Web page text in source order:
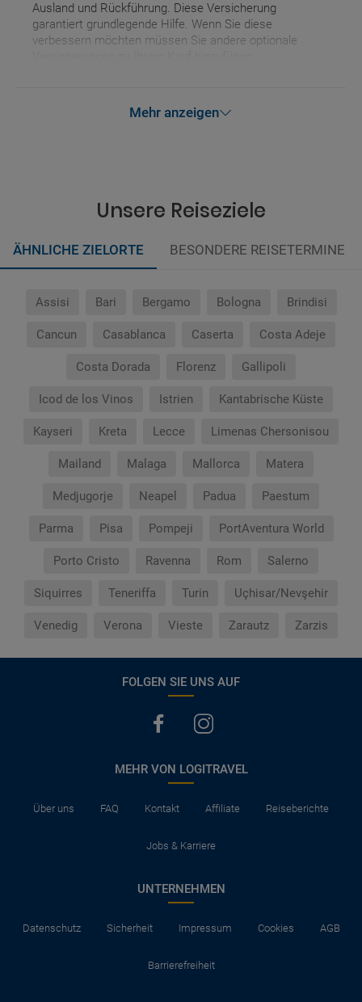
Ausland und Rückführung. Diese Versicherung
garantiert grundlegende Hilfe. Wenn Sie diese
verbessern möchten müssen Sie andere optionale
Mehr anzeigen
Unsere Reiseziele
ÄHNLICHE ZIELORTE BESONDERE REISETERMINE
Assisi Bari Bergamo Bologna Brindisi
Cancun Casablanca Caserta Costa Adeje
Costa Dorada Florenz Gallipoli
Icod de los Vinos Istrien Kantabrische Küste
Kayseri Kreta Lecce Limenas Chersonisou
Mailand Malaga Mallorca Matera
Medjugorje Neapel Padua Paestum
Parma Pisa Pompeji PortAventura World
Porto Cristo Ravenna Rom Salerno
Siquirres Teneriffa Turin Uçhisar/Nevşehir
Venedig Verona Vieste Zarautz Zarzis
FOLGEN SIE UNS AUF
MEHR VON LOGITRAVEL
Über uns FAQ Kontakt Affiliate Reiseberichte
Jobs & Karriere
UNTERNEHMEN
Datenschutz Sicherheit Impressum Cookies AGB
Barrierefreiheit